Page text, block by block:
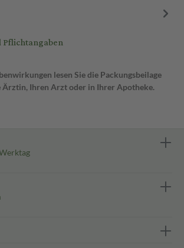
lesen Sie die Packungsbeilage
Ärztin, Ihren Arzt oder in Ihrer Apotheke.